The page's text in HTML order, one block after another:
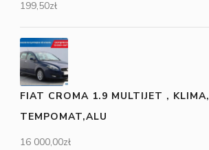
199,50zł
FIAT CROMA 1.9 MULTIJET , KLIMA,
TEMPOMAT,ALU
16 000,00zł